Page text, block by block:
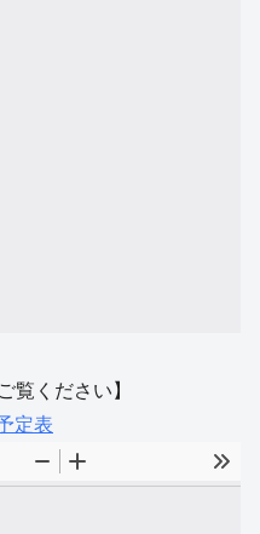
覧ください】
定表